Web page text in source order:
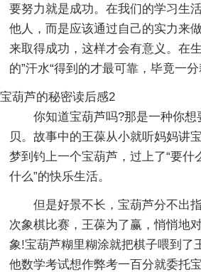
要努力就是成功。在我们的学习生
他人，而是应该通过自己的实力来
来取得成功，这样才会有意义。在
的”汗水“得到的才最可靠，毕竟一分
宝葫芦的秘密读后感2
你知道宝葫芦吗?那是一种你
贝。故事中的王葆从小就听妈妈讲
梦到钓上一个宝葫芦，过上了“要什
什么”的快乐生活。
但是好景不长，宝葫芦分不出
次象棋比赛，王葆为了赢，悄悄地
象!宝葫芦糊里糊涂就把棋子喂到了
他数学考试想作弊考一百分就委托